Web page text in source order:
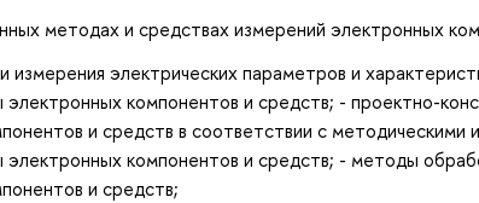
методах и средствах измерений электронных
измерения электрических параметров и
компонентов и средств; - проектно-
и средств в соответствии с
компонентов и средств; - методы
и средств;